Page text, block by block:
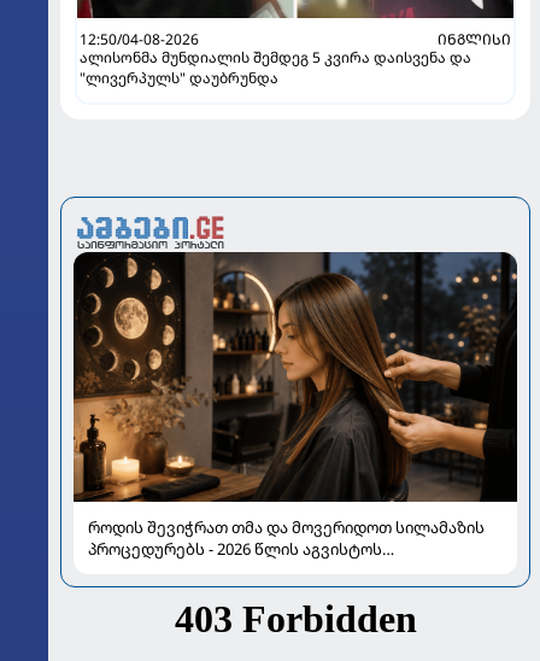
12:50/04-08-2026
ᲘᲜᲒᲚᲘᲡᲘ
ალისონმა მუნდიალის შემდეგ 5 კვირა დაისვენა და
"ლივერპულს" დაუბრუნდა
როდის შევიჭრათ თმა და მოვერიდოთ სილამაზის
პროცედურებს - 2026 წლის აგვისტოს